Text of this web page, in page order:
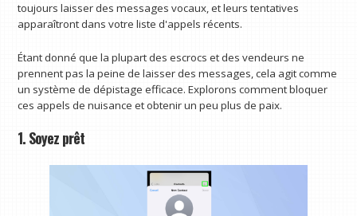
toujours laisser des messages vocaux, et leurs tentatives
apparaîtront dans votre liste d'appels récents.
Étant donné que la plupart des escrocs et des vendeurs ne
prennent pas la peine de laisser des messages, cela agit comme
un système de dépistage efficace. Explorons comment bloquer
ces appels de nuisance et obtenir un peu plus de paix.
1. Soyez prêt